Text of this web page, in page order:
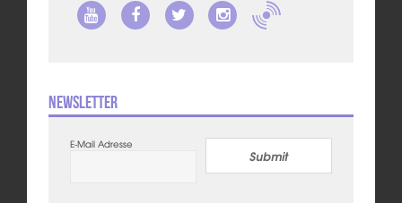
Newsletter
E-Mail Adresse
Submit